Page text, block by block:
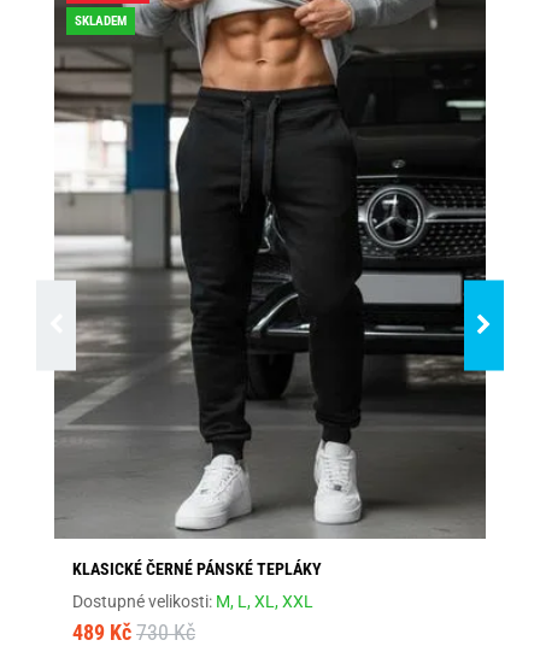
SKLADEM
KLASICKÉ ČERNÉ PÁNSKÉ TEPLÁKY
Dostupné velikosti: M, L,XL,XXL
489 Kč 730 Kč